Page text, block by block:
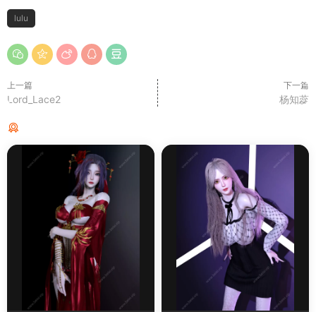
lulu
上一篇
Lord_Lace2
下一篇
杨知蕊